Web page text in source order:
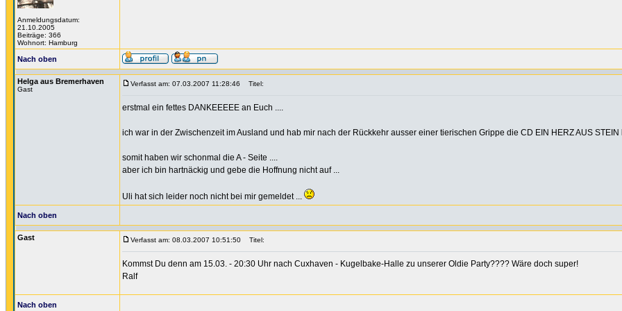
Anmeldungsdatum:
21.10.2005
Beiträge: 366
Wohnort: Hamburg
Nach oben
Helga aus Bremerhaven
Gast
Verfasst am: 07.03.2007 11:28:46 Titel:
erstmal ein fettes DANKEEEEE an Euch ....
ich war in der Zwischenzeit im Ausland und hab mir nach der Rückkehr ausser einer tierischen Grippe die CD EIN HERZ AUS STEIN
somit haben wir schonmal die A - Seite ....
aber ich bin hartnäckig und gebe die Hoffnung nicht auf ...
Uli hat sich leider noch nicht bei mir gemeldet ...
Nach oben
Gast Verfasst am: 08.03.2007 10:51:50 Titel:
Kommst Du denn am 15.03. - 20:30 Uhr nach Cuxhaven - Kugelbake-Halle zu unserer Oldie Party???? Wäre doch super!
Ralf
Nach oben